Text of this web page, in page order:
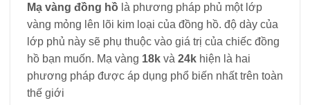
Mạ vàng đồng hồ là phương pháp phủ một lớp
vàng mỏng lên lõi kim loại của đồng hồ. độ dày của
lớp phủ này sẽ phụ thuộc vào giá trị của chiếc đồng
hồ bạn muốn. Mạ vàng 18k và 24k hiện là hai
phương pháp được áp dụng phổ biến nhất trên toàn
thế giới